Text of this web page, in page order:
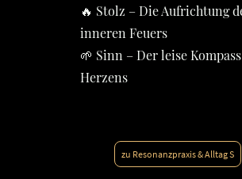
🔥 Stolz – Die Aufrichtung
inneren Feuers
🌱 Sinn – Der leise
Herzens
zu Resonanzpraxis & Alltag S